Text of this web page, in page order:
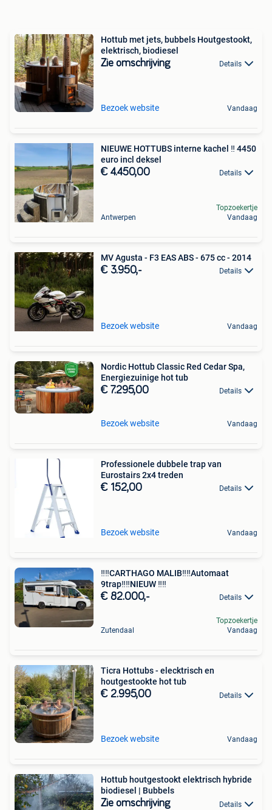
Hottub met jets, bubbels Houtgestookt,
elektrisch, biodiesel
Zie omschrijving Details
Bezoek website Vandaag
NIEUWE HOTTUBS interne kachel ‼️ 4450
euro incl deksel
€ 4.450,00 Details
Antwerpen
Topzoekertje
Vandaag
MV Agusta - F3 EAS ABS - 675 cc - 2014
€ 3.950,- Details
Bezoek website Vandaag
Nordic Hottub Classic Red Cedar Spa,
Energiezuinige hot tub
€ 7.295,00 Details
Bezoek website Vandaag
Professionele dubbele trap van
Eurostairs 2x4 treden
€ 152,00 Details
Bezoek website Vandaag
‼️‼️CARTHAGO MALIB‼️‼️Automaat
9trap‼️‼️NIEUW ‼️‼️
€ 82.000,- Details
Zutendaal
Topzoekertje
Vandaag
Ticra Hottubs - elecktrisch en
houtgestookte hot tub
€ 2.995,00 Details
Bezoek website Vandaag
Hottub houtgestookt elektrisch hybride
biodiesel | Bubbels
Zie omschrijving Details